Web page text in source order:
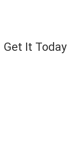
Get It Today